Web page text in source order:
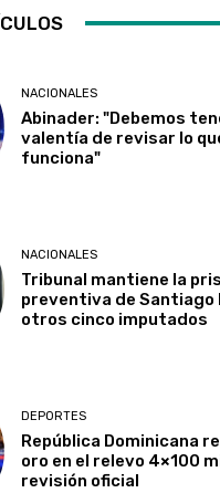
NACIONALES
Abinader: "Debemos
valentía de revisar lo
funciona"
NACIONALES
Tribunal mantiene la
preventiva de Santiago
otros cinco imputados
DEPORTES
República Dominicana
oro en el relevo 4×100
revisión oficial